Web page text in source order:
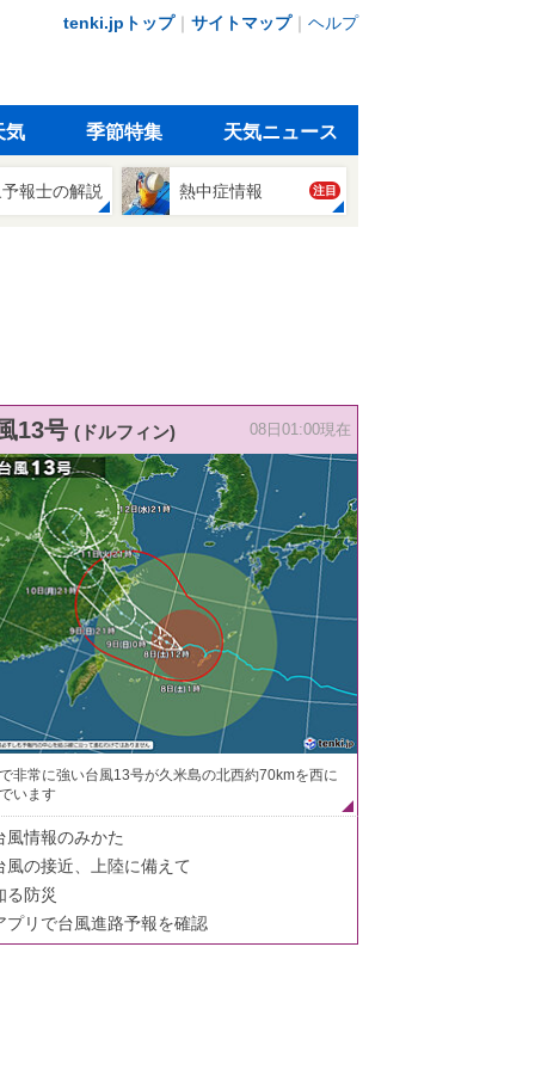
tenki.jpトップ｜ サイトマップ｜ ヘルプ
気 季節特集 天気ニュース
報士の解説 熱中症情報 注目
13号 (ドルフィン) 08日01:00現在
非常に強い台風13号が久米島の北西約70kmを西に
います
風情報のみかた
風の接近、上陸に備えて
る防災
プリで台風進路予報を確認